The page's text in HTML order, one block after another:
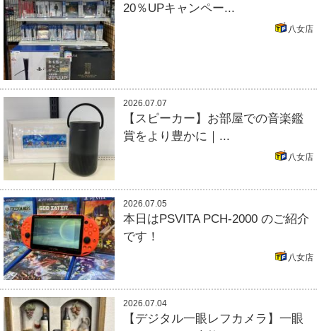
20％UPキャンペー...
八女店
2026.07.07
【スピーカー】お部屋での音楽鑑
賞をより豊かに｜...
八女店
2026.07.05
本日はPSVITA PCH-2000 のご紹介
です！
八女店
2026.07.04
【デジタル一眼レフカメラ】一眼